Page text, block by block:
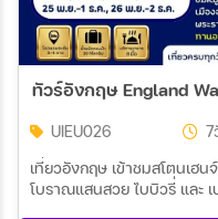
ทัวร์อังกฤษ England
UIEU026
เที่ยวอังกฤษ เข้าชมสโตนเฮนจ์ (Stonehenge) ชมหมู่บ้านอังกฤษ
โบราณแสนสวย ไบบิวรี่ และ